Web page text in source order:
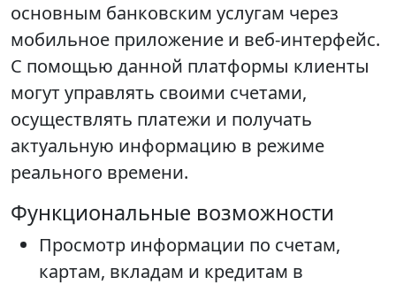
основным банковским услугам через
мобильное приложение и веб-интерфейс.
С помощью данной платформы клиенты
могут управлять своими счетами,
осуществлять платежи и получать
актуальную информацию в режиме
реального времени.
Функциональные возможности
Просмотр информации по счетам,
картам, вкладам и кредитам в